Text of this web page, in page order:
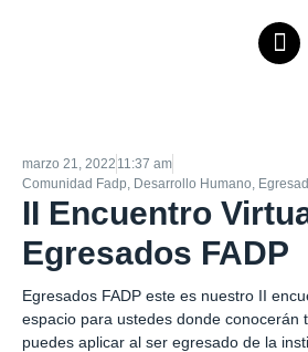
marzo 21, 2022 11:37 am
Comunidad Fadp, Desarrollo Humano,
II Encuentro
Egresados FADP
Egresados FADP este es nuestro II
espacio para ustedes donde conocerán
puedes aplicar al ser egresado de la